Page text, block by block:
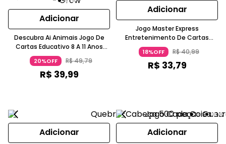
Adicionar
Descubra Ai Animais Jogo De
Cartas Educativo 8 A 11 Anos
GROW
20%OFF R$49,79
R$ 39,99
Adicionar
Jogo Master Express
Entretenimento De Cartas
Perguntas E Respostas
Interativo 12+ Grow
18%OFF R$40,99
R$ 33,79
Adicionar Adicionar